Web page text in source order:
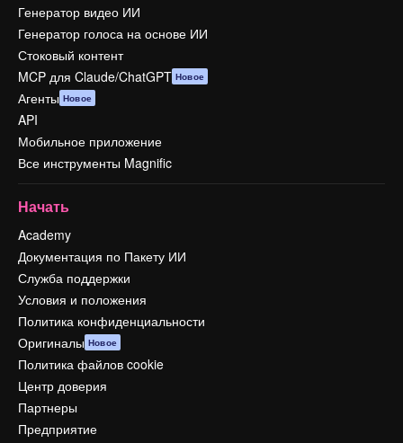
Генератор видео ИИ
Генератор голоса на основе ИИ
Стоковый контент
MCP для Claude/ChatGPT Новое
Агенты Новое
API
Мобильное приложение
Все инструменты Magnific
Начать
Academy
Документация по Пакету ИИ
Служба поддержки
Условия и положения
Политика конфиденциальности
Оригиналы Новое
Политика файлов cookie
Центр доверия
Партнеры
Предприятие